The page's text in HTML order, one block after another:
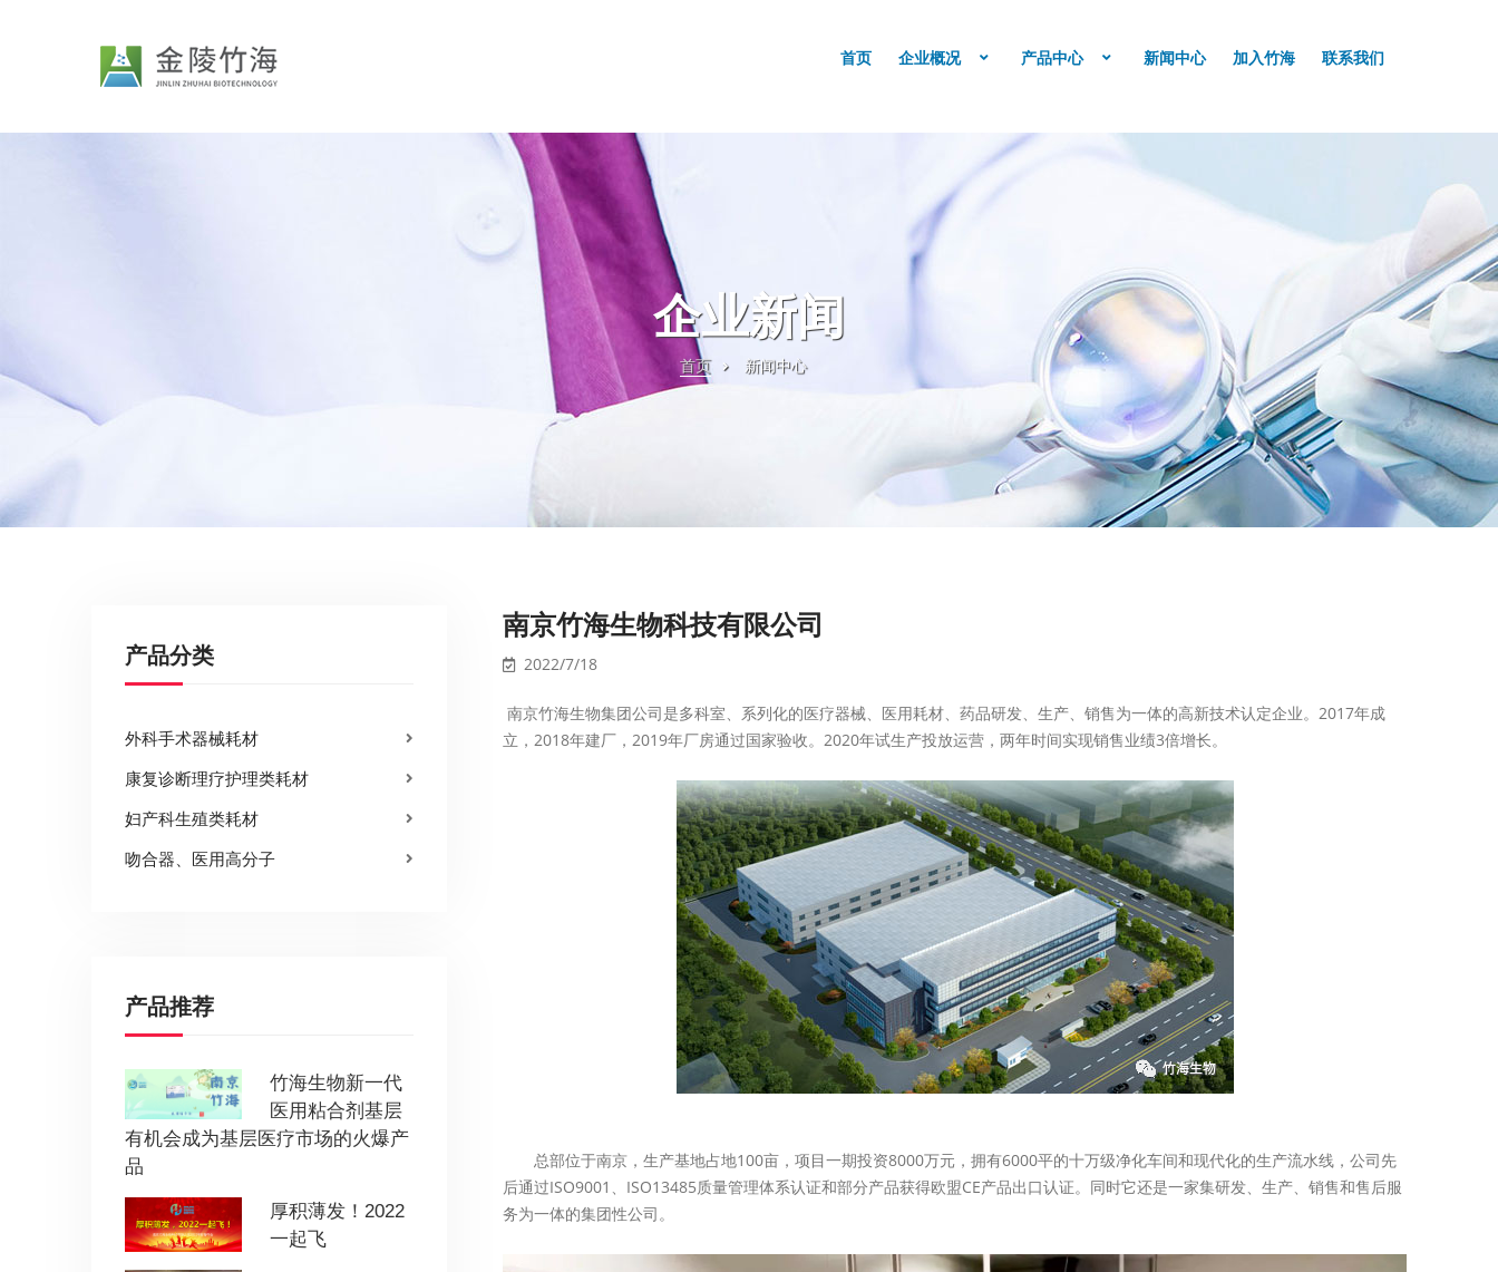
首页 企业概况 产品中心 新闻中心 加入竹海 联系我们
企业新闻
首页 新闻中心
南京竹海生物科技有限公司
2022/7/18
南京竹海生物集团公司是多科室、系列化的医疗器械、医用耗材、药品研发、生产、销售为一体的高新技术认定企业。2017年成
立，2018年建厂，2019年厂房通过国家验收。2020年试生产投放运营，两年时间实现销售业绩3倍增长。
总部位于南京，生产基地占地100亩，项目一期投资8000万元，拥有6000平的十万级净化车间和现代化的生产流水线，公司先
后通过ISO9001、ISO13485质量管理体系认证和部分产品获得欧盟CE产品出口认证。同时它还是一家集研发、生产、销售和售后服
务为一体的集团性公司。
产品分类
外科手术器械耗材
康复诊断理疗护理类耗材
妇产科生殖类耗材
吻合器、医用高分子
产品推荐
竹海生物新一代
医用粘合剂基层
有机会成为基层医疗市场的火爆产
品
厚积薄发！2022
一起飞